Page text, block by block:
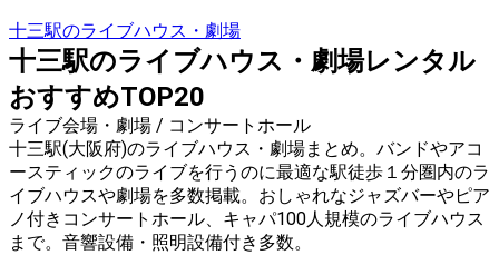
十三駅のライブハウス・劇場
十三駅のライブハウス・劇場レンタル
おすすめTOP20
ライブ会場・劇場 / コンサートホール
十三駅(大阪府)のライブハウス・劇場まとめ。バンドやアコ
ースティックのライブを行うのに最適な駅徒歩１分圏内のラ
イブハウスや劇場を多数掲載。おしゃれなジャズバーやピア
ノ付きコンサートホール、キャパ100人規模のライブハウス
まで。音響設備・照明設備付き多数。